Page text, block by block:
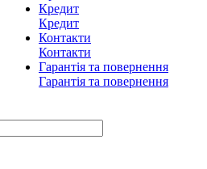
Кредит
Кредит
Контакти
Контакти
Гарантія та повернення
Гарантія та повернення